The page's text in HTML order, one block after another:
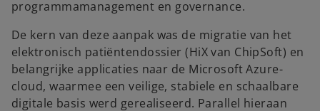
programmamanagement en governance.
De kern van deze aanpak was de migratie van het
elektronisch patiëntendossier (HiX van ChipSoft) en
belangrijke applicaties naar de Microsoft Azure-
cloud, waarmee een veilige, stabiele en schaalbare
digitale basis werd gerealiseerd. Parallel hieraan